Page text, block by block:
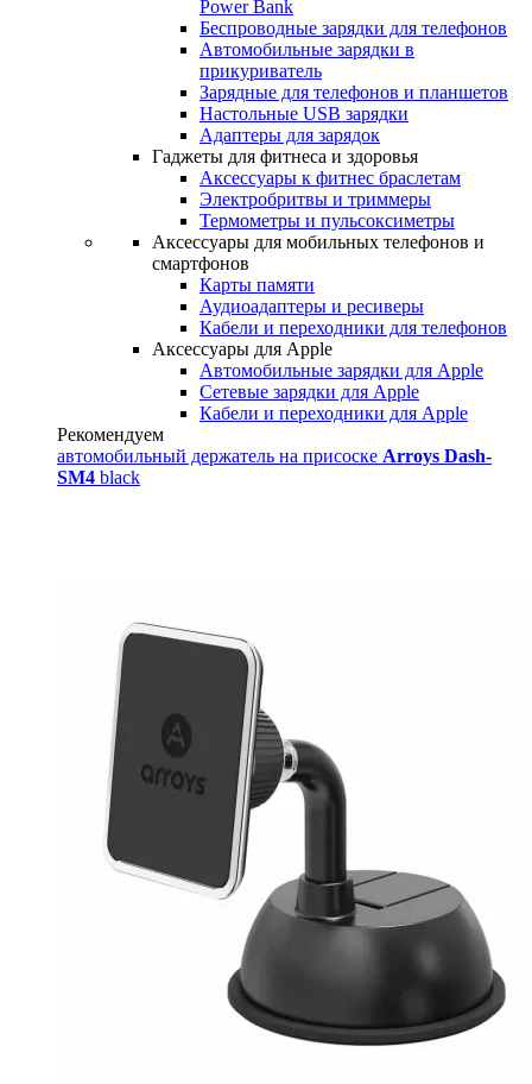
Power Bank
Беспроводные зарядки для телефонов
Автомобильные зарядки в
прикуриватель
Зарядные для телефонов и планшетов
Настольные USB зарядки
Адаптеры для зарядок
Гаджеты для фитнеса и здоровья
Аксессуары к фитнес браслетам
Электробритвы и триммеры
Термометры и пульсоксиметры
Аксессуары для мобильных телефонов и
смартфонов
Карты памяти
Аудиоадаптеры и ресиверы
Кабели и переходники для телефонов
Аксессуары для Apple
Автомобильные зарядки для Apple
Сетевые зарядки для Apple
Кабели и переходники для Apple
Рекомендуем
автомобильный держатель на присоске Arroys Dash-
SM4 black